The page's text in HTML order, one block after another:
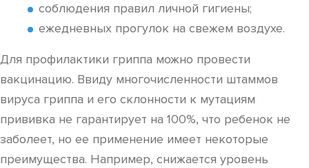
соблюдения правил личной гигиены;
ежедневных прогулок на свежем воздухе.
Для профилактики гриппа можно провести
вакцинацию. Ввиду многочисленности штаммов
вируса гриппа и его склонности к мутациям
прививка не гарантирует на 100%, что ребенок не
заболеет, но ее применение имеет некоторые
преимущества. Например, снижается уровень